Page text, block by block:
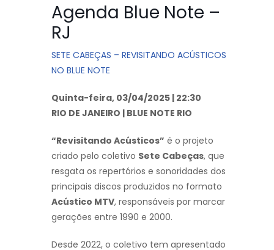
Agenda Blue Note –
RJ
SETE CABEÇAS – REVISITANDO ACÚSTICOS
NO BLUE NOTE
Quinta-feira, 03/04/2025 | 22:30
RIO DE JANEIRO | BLUE NOTE RIO
“Revisitando Acústicos” é o projeto
criado pelo coletivo Sete Cabeças, que
resgata os repertórios e sonoridades dos
principais discos produzidos no formato
Acústico MTV, responsáveis por marcar
gerações entre 1990 e 2000.
Desde 2022, o coletivo tem apresentado